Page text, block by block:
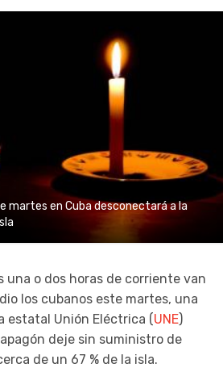
martes en Cuba desconectará a la
una o dos horas de corriente van
los cubanos este martes, una
estatal Unión Eléctrica (UNE)
deje sin suministro de
de un 67 % de la isla.